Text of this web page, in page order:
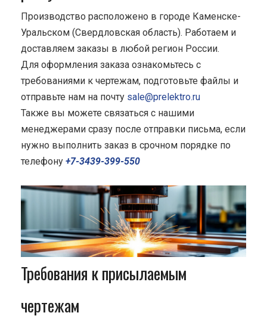
Производство расположено в городе Каменске-
Уральском (Свердловская область). Работаем и
доставляем заказы в любой регион России.
Для оформления заказа ознакомьтесь с
требованиями к чертежам, подготовьте файлы и
отправьте нам на почту sale@prelektro.ru
Также вы можете связаться с нашими
менеджерами сразу после отправки письма, если
нужно выполнить заказ в срочном порядке по
телефону +7-3439-399-550
Требования к присылаемым
чертежам